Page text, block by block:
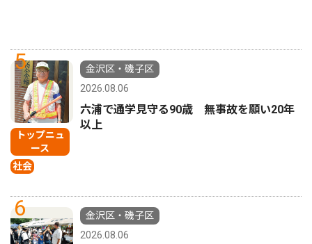
5
トップニュ
ース
社会
金沢区・磯子区
2026.08.06
六浦で通学見守る90歳 無事故を願い20年
以上
6
金沢区・磯子区
2026.08.06